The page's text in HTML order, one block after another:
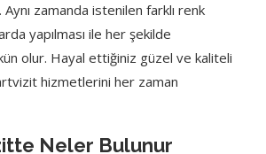
Aynı zamanda istenilen farklı renk
yapılması ile her şekilde
olur. Hayal ettiğiniz güzel ve kaliteli
hizmetlerini her zaman
Neler Bulunur